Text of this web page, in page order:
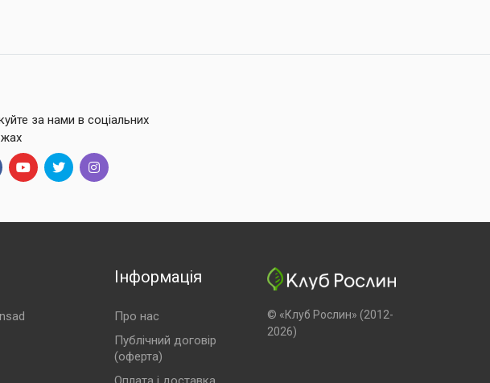
за нами в соціальних
Інформація
Про нас
Публічний договір
(оферта)
© «Клуб Рослин» (2012-
2026)